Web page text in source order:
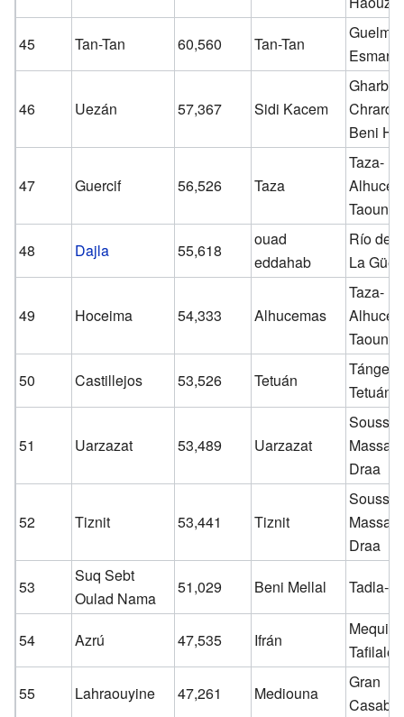
45
Tan-Tan 60,560 Tan-Tan
Esmara
46 Uezán 57,367 Sidi Kacem
Gharb-
Beni
47 Guercif 56,526 Taza
Taza-
48
Dajla 55,618
ouad
eddahab
Río de
La
49 Hoceima 54,333 Alhucemas
Taza-
50
Castillejos 53,526 Tetuán
Tánger-
Tetuán
51 Uarzazat 53,489 Uarzazat
Souss-
Massa-
Draa
52 Tiznit 53,441 Tiznit
Souss-
Massa-
Draa
53
Suq Sebt
Oulad Nama
51,029 Beni Mellal Tadla-
54 Azrú 47,535 Ifrán
Tafilalet
55
Lahraouyine 47,261 Mediouna
Gran